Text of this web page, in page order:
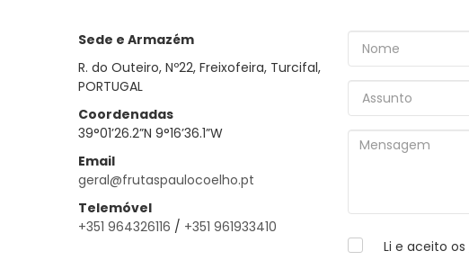
Sede e Armazém
R. do Outeiro, Nº22, Freixofeira, Turcifal,
PORTUGAL
Coordenadas
39°01’26.2”N 9°16’36.1”W
Email
geral@frutaspaulocoelho.pt
Telemóvel
+351 964326116 / +351 961933410
Li e aceito os